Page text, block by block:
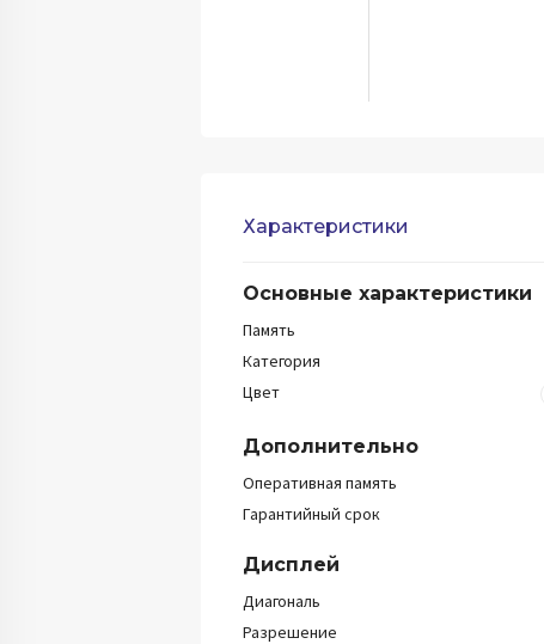
Характеристики
Основные характеристики
Память
Категория
Цвет
Дополнительно
Оперативная память
Гарантийный срок
Дисплей
Диагональ
Разрешение